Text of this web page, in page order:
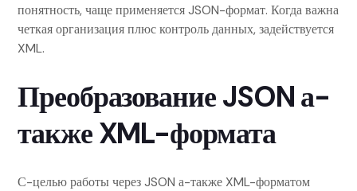
понятность, чаще применяется JSON-формат. Когда важна
четкая организация плюс контроль данных, задействуется
XML.
Преобразование JSON а-
также XML-формата
С-целью работы через JSON а-также XML-форматом